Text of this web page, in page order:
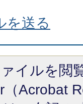
を送る
イルを閲
（Acrobat